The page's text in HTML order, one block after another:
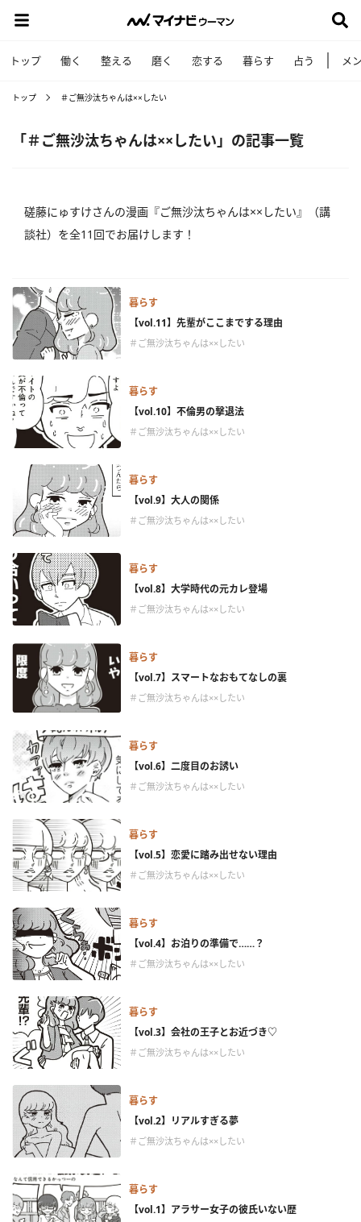
トップ 働く 整える 磨く 恋する 暮らす 占う メ
トップ ＃ご無沙汰ちゃんは××したい
「＃ご無沙汰ちゃんは××したい」の記事一覧
磋藤にゅすけさんの漫画『ご無沙汰ちゃんは××したい』（講
談社）を全11回でお届けします！
暮らす
【vol.11】先輩がここまでする理由
＃ご無沙汰ちゃんは××したい
暮らす
【vol.10】不倫男の撃退法
＃ご無沙汰ちゃんは××したい
暮らす
【vol.9】大人の関係
＃ご無沙汰ちゃんは××したい
暮らす
【vol.8】大学時代の元カレ登場
＃ご無沙汰ちゃんは××したい
暮らす
【vol.7】スマートなおもてなしの裏
＃ご無沙汰ちゃんは××したい
暮らす
【vol.6】二度目のお誘い
＃ご無沙汰ちゃんは××したい
暮らす
【vol.5】恋愛に踏み出せない理由
＃ご無沙汰ちゃんは××したい
暮らす
【vol.4】お泊りの準備で……？
＃ご無沙汰ちゃんは××したい
暮らす
【vol.3】会社の王子とお近づき♡
＃ご無沙汰ちゃんは××したい
暮らす
【vol.2】リアルすぎる夢
＃ご無沙汰ちゃんは××したい
暮らす
【vol.1】アラサー女子の彼氏いない歴